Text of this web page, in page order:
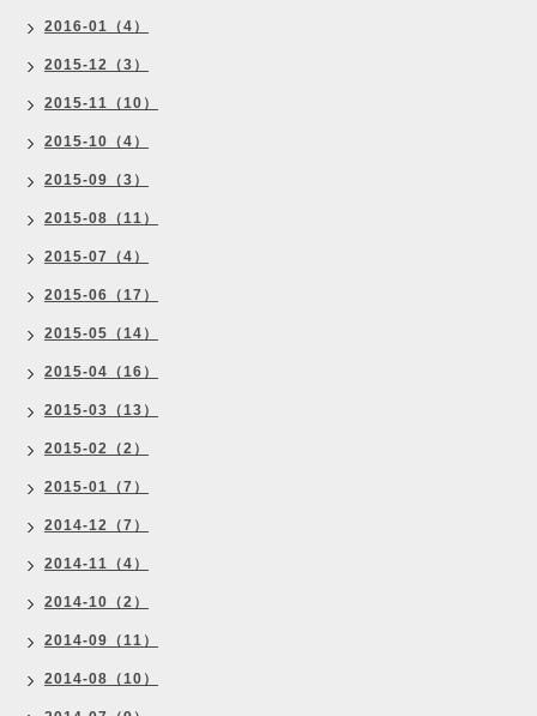
2016-01（4）
2015-12（3）
2015-11（10）
2015-10（4）
2015-09（3）
2015-08（11）
2015-07（4）
2015-06（17）
2015-05（14）
2015-04（16）
2015-03（13）
2015-02（2）
2015-01（7）
2014-12（7）
2014-11（4）
2014-10（2）
2014-09（11）
2014-08（10）